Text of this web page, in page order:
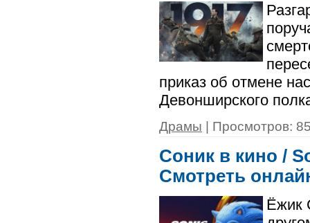
приказ об отмене
Девонширского
Драмы | Просмотров:
Соник в кино /
Смотреть
Ёжик